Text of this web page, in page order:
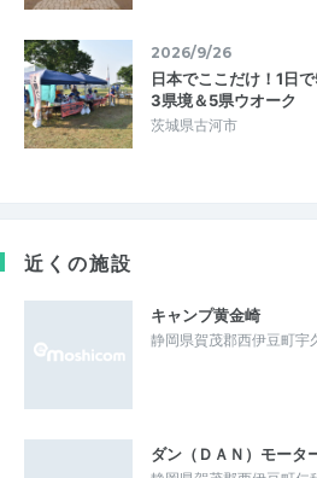
2026/9/26
日本でここだけ！1日
3県境＆5県ウオーク
茨城県古河市
近くの施設
キャンプ黄金崎
静岡県賀茂郡西伊豆町宇
ダン（ＤＡＮ）モータ